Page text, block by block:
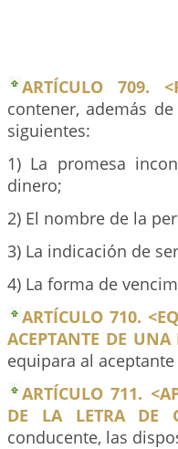
ARTÍCULO 709.
contener, además
siguientes:
1) La promesa
dinero;
2) El nombre de la
3) La indicación de
4) La forma de
ARTÍCULO 710.
ACEPTANTE DE
equipara al
ARTÍCULO 711.
DE LA LETRA DE
conducente, las